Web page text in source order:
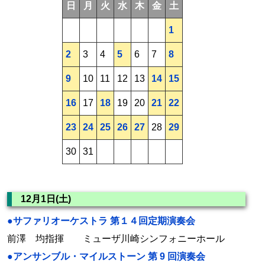
日 月 火 水 木 金 土
1
2 3 4 5 6 7 8
9 10 11 12 13 14 15
16 17 18 19 20 21 22
23 24 25 26 27 28 29
30 31
12月1日(土)
●サファリオーケストラ 第１４回定期演奏会
前澤 均指揮 ミューザ川崎シンフォニーホール
●アンサンブル・マイルストーン 第 9 回演奏会